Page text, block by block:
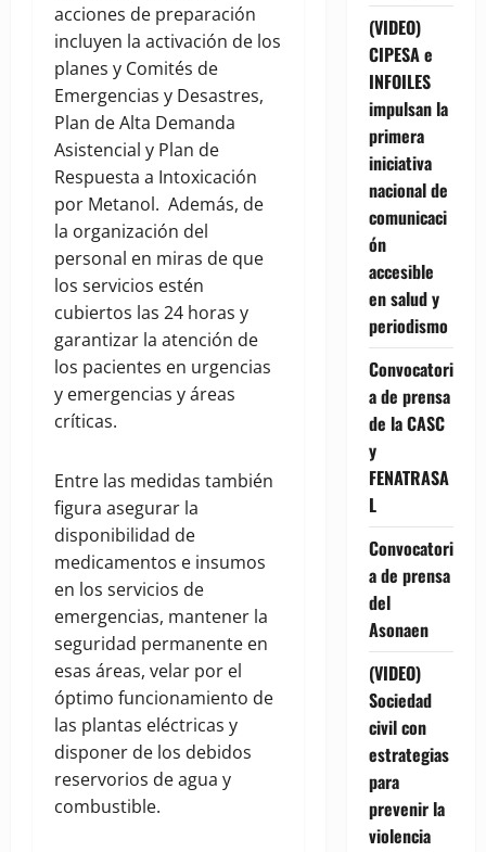
acciones de preparación
incluyen la activación de los
planes y Comités de
Emergencias y Desastres,
Plan de Alta Demanda
Asistencial y Plan de
Respuesta a Intoxicación
por Metanol. Además, de
la organización del
personal en miras de que
los servicios estén
cubiertos las 24 horas y
garantizar la atención de
los pacientes en urgencias
y emergencias y áreas
críticas.
Entre las medidas también
figura asegurar la
disponibilidad de
medicamentos e insumos
en los servicios de
emergencias, mantener la
seguridad permanente en
esas áreas, velar por el
óptimo funcionamiento de
las plantas eléctricas y
disponer de los debidos
reservorios de agua y
combustible.
(VIDEO)
CIPESA e
INFOILES
impulsan la
primera
iniciativa
nacional de
comunicaci
ón
accesible
en salud y
periodismo
Convocatori
a de prensa
de la CASC
y
FENATRASA
L
Convocatori
a de prensa
del
Asonaen
(VIDEO)
Sociedad
civil con
estrategias
para
prevenir la
violencia